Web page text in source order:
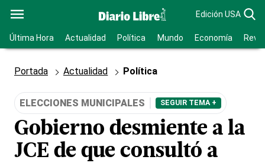
Edición USA
Última Hora Actualidad Política Mundo Economía
Portada Actualidad Política
ELECCIONES MUNICIPALES SEGUIR TEMA +
Gobierno desmiente a la
JCE de que consultó a